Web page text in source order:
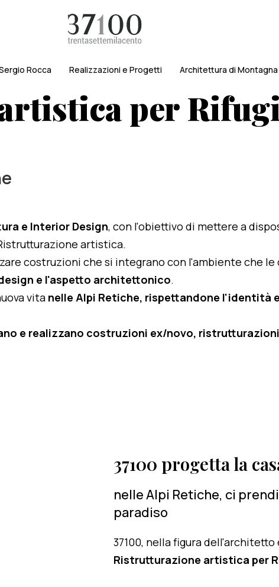
Rocca Realizzazioni e Progetti Architettura di Montagna
per
e Interior Design, con l'obiettivo di mettere a
artistica.
costruzioni che si integrano con l'ambiente che
e l'aspetto architettonico.
vita nelle Alpi Retiche, rispettandone l'identità
e realizzano costruzioni ex/novo,
37100 progetta la
nelle Alpi Retiche, ci
paradiso
37100, nella figura
Ristrutturazione artistica per